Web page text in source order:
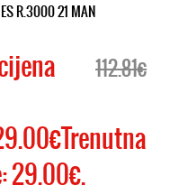
R.3000 21 MAN
112.81€
29.00€.